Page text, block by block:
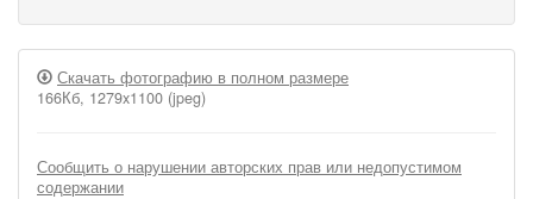
Скачать фотографию в полном размере
166Кб, 1279x1100 (jpeg)
Сообщить о нарушении авторских прав или недопустимом
содержании